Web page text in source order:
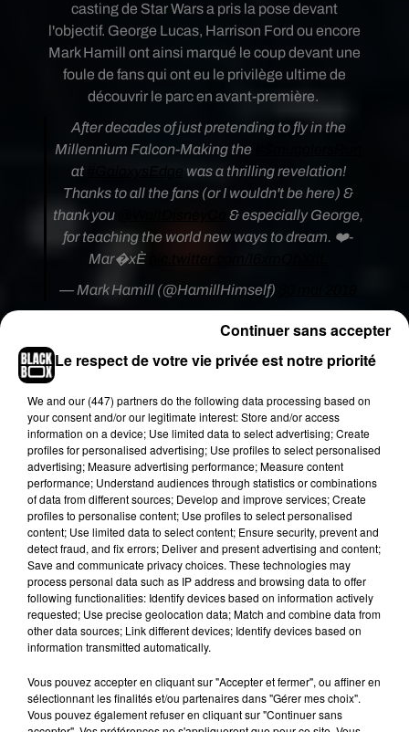
casting de Star Wars a pris la pose devant
l'objectif. George Lucas, Harrison Ford ou encore
Mark Hamill ont ainsi marqué le coup devant une
foule de fans qui ont eu le privilège ultime de
découvrir le parc en avant-première.
After decades of just pretending to fly in the
Millennium Falcon-Making the
at
was a thrilling revelation!
Thanks to all the fans (or I wouldn't be here) &
thank you
& especially George,
for teaching the world new ways to dream. ❤️-
Mar�xÈ
— Mark Hamill (@HamillHimself)
@Disneyland #Anaheimon ne peut qu'applaudir
découvrant chacun des films@starwarsau
cinéma vont vivre un rêve éveillé. Vivement
Juillet que j'y sois..pic.twitter.com/Xcz1tcJtzE
— Mulderville (@mulderville)31 mai 2019
Harrison Ford rend un émouvant hommage à
l’acteur Peter Maycognas qui joue Chewbacca
pendant la cérémonie du#GalaxysEdge
pic.twitter.com/KV9GLVmqD9
— Kheire Meirane Amare (@kmeiraneamare)30
mai 2019
spectacular dedication ceremony at
@Disneylandlast night! Disney Chairman and
Le respect de votre vie privée est notre priorité
We and our (447) partnersdo the following data processing based on
your consent and/or our legitimate interest: Store and/or access
information on a device; Use limited data to select advertising; Create
profiles for personalised advertising; Use profiles to select personalised
advertising; Measure advertising performance; Measure content
performance; Understand audiences through statistics or combinations
of data from different sources; Develop and improve services; Create
profiles to personalise content; Use profiles to select personalised
content; Use limited data to select content; Ensure security, prevent and
detect fraud, and fix errors; Deliver and present advertising and content;
Save and communicate privacy choices. These technologies may
process personal data such as IP address and browsing data to offer
following functionalities: Identify devices based on information actively
requested; Use precise geolocation data; Match and combine data from
other data sources; Link different devices; Identify devices based on
information transmitted automatically.
Vous pouvez accepter en cliquant sur "Accepter et fermer", ou affiner en
sélectionnant les finalités et/ou partenaires dans "Gérer mes choix".
Vous pouvez également refuser en cliquant sur "Continuer sans
Continuer sans accepter